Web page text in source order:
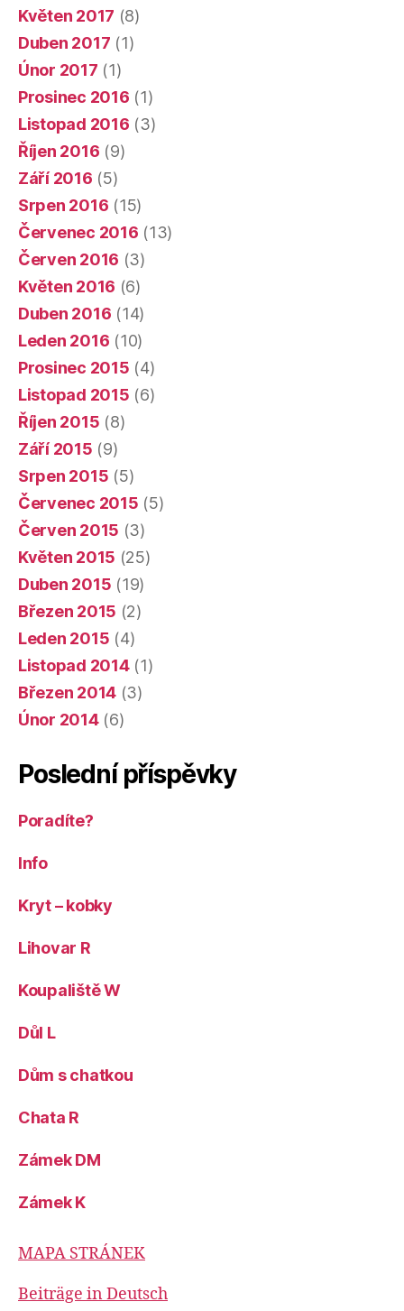
Květen 2017 (8)
Duben 2017 (1)
Únor 2017 (1)
Prosinec 2016 (1)
Listopad 2016 (3)
Říjen 2016 (9)
Září 2016 (5)
Srpen 2016 (15)
Červenec 2016 (13)
Červen 2016 (3)
Květen 2016 (6)
Duben 2016 (14)
Leden 2016 (10)
Prosinec 2015 (4)
Listopad 2015 (6)
Říjen 2015 (8)
Září 2015 (9)
Srpen 2015 (5)
Červenec 2015 (5)
Červen 2015 (3)
Květen 2015 (25)
Duben 2015 (19)
Březen 2015 (2)
Leden 2015 (4)
Listopad 2014(1)
Březen 2014 (3)
Únor 2014(6)
Poslední příspěvky
Poradíte?
Info
Kryt – kobky
Lihovar R
Koupaliště W
Důl L
Dům s chatkou
Chata R
Zámek DM
Zámek K
MAPA STRÁNEK
Beiträge in Deutsch